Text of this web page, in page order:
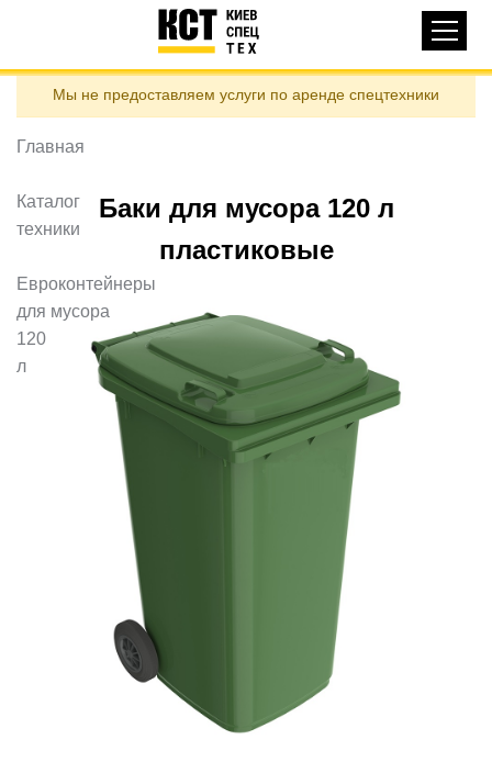
содержанию
навигация
КАТАЛОГ ТЕХНИКИ
ДОСТАВКА И ОПЛАТА
О НАС
ОТЗЫВЫ
КОНТАКТЫ
ПОЗВОНИТЬ
Контактні телефони:
ЗАДАТЬ ВОПРОС ua
Мы не предоставляем услуги по аренде спецтехники
Баки для мусора 120 л
пластиковые
Главная
Каталог
техники
Евроконтейнеры
для мусора
120
л